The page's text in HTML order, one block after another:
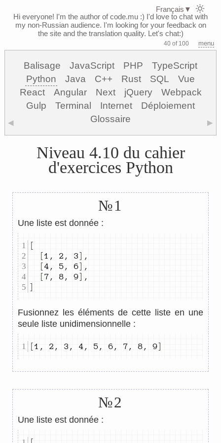
Hi everyone! I'm the author of code.mu :) I'd love to chat with
my non-Russian audience. I'm looking for your feedback on
the site and the translation quality. Let's chat:)
40 of 100 menu
Balisage JavaScript PHP
TypeScript
Python
Java C++ Rust SQL
Vue
React
Angular Next jQuery
Webpack
Gulp
Terminal Internet
Déploiement
Glossaire
◀ ▶
Niveau 4.10 du cahier
d'exercices Python
№1
Une liste est donnée :
[
[1 , 2 , 3] ,
[4 , 5 , 6] ,
[7 , 8 , 9] ,
]
Fusionnez les éléments de cette liste en une
seule liste unidimensionnelle :
[1 , 2 , 3 , 4 , 5 , 6 , 7 , 8 , 9]
№2
Une liste est donnée :
Français ▼